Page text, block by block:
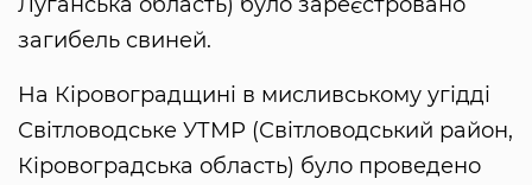
загибель свиней.
На Кіровоградщині в мисливському угідді
Світловодське УТМР (Світловодський район,
Кіровоградська область) було проведено